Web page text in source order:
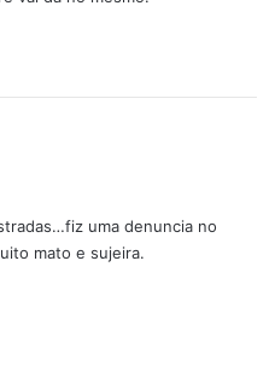
uma denuncia no
mato e sujeira.